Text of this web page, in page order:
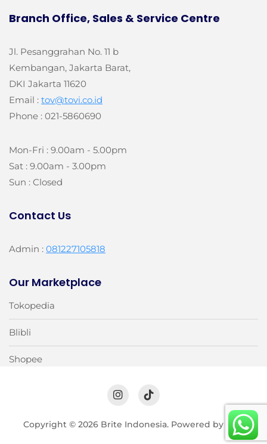
Branch Office, Sales & Service Centre
Jl. Pesanggrahan No. 11 b
Kembangan, Jakarta Barat,
DKI Jakarta 11620
Email : tov@tovi.co.id
Phone : 021-5860690
Mon-Fri : 9.00am - 5.00pm
Sat : 9.00am - 3.00pm
Sun : Closed
Contact Us
Admin : 081227105818
Our Marketplace
Tokopedia
Blibli
Shopee
Copyright © 2026 Brite Indonesia. Powered by TOV